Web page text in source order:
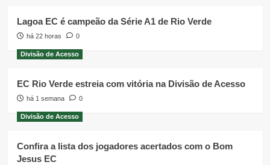
Lagoa EC é campeão da Série A1 de Rio Verde
há 22 horas 0
Divisão de Acesso
EC Rio Verde estreia com vitória na Divisão de Acesso
há 1 semana 0
Divisão de Acesso
Confira a lista dos jogadores acertados com o Bom
Jesus EC